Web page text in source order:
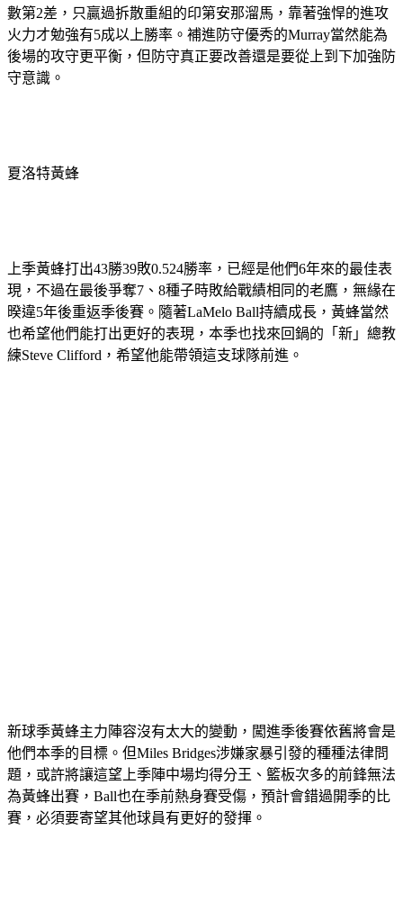
數第2差，只贏過拆散重組的印第安那溜馬，靠著強悍的進攻
火力才勉強有5成以上勝率。補進防守優秀的Murray當然能為
後場的攻守更平衡，但防守真正要改善還是要從上到下加強防
守意識。
夏洛特黃蜂
上季黃蜂打出43勝39敗0.524勝率，已經是他們6年來的最佳表
現，不過在最後爭奪7、8種子時敗給戰績相同的老鷹，無緣在
暌違5年後重返季後賽。隨著LaMelo Ball持續成長，黃蜂當然
也希望他們能打出更好的表現，本季也找來回鍋的「新」總教
練Steve Clifford，希望他能帶領這支球隊前進。
新球季黃蜂主力陣容沒有太大的變動，闖進季後賽依舊將會是
他們本季的目標。但Miles Bridges涉嫌家暴引發的種種法律問
題，或許將讓這望上季陣中場均得分王、籃板次多的前鋒無法
為黃蜂出賽，Ball也在季前熱身賽受傷，預計會錯過開季的比
賽，必須要寄望其他球員有更好的發揮。